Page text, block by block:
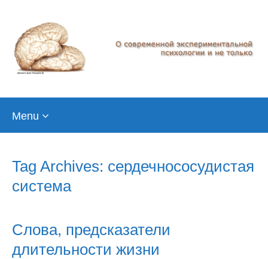
Menu
Tag Archives: сердечнососудистая
система
Слова, предсказатели
длительности жизни